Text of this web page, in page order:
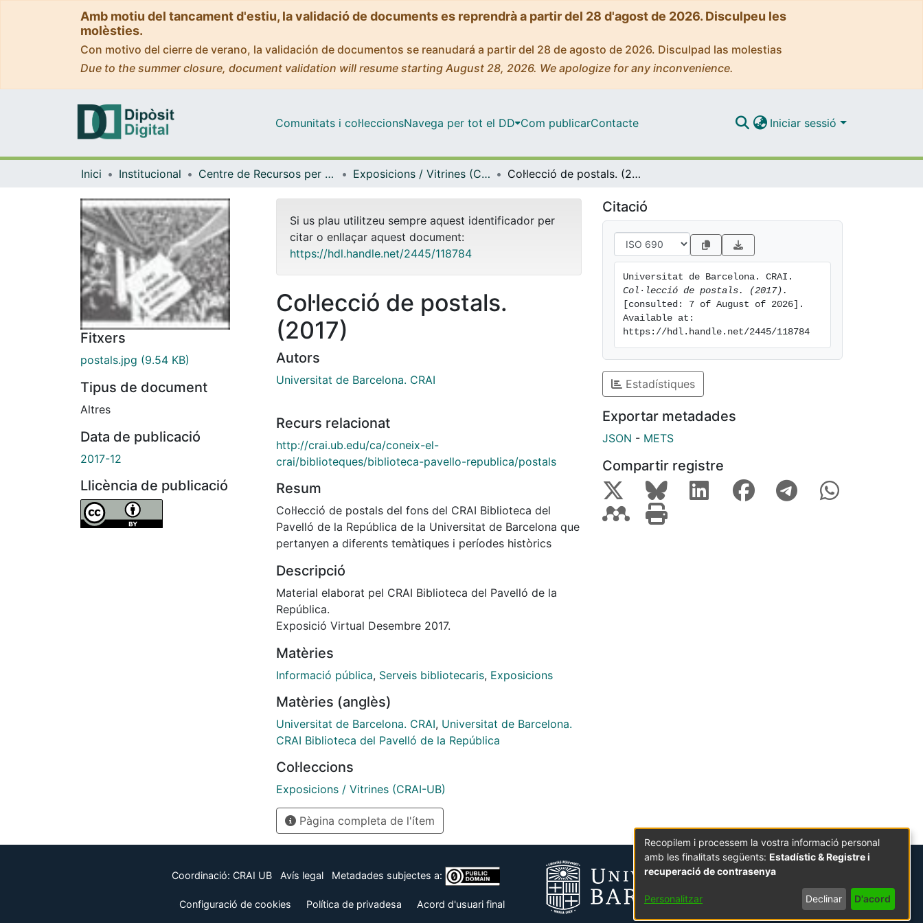
Amb motiu del tancament d'estiu, la validació de documents es reprendrà a partir del 28 d'agost de 2026. Disculpeu les
molèsties.
Con motivo del cierre de verano, la validación de documentos se reanudará a partir del 28 de agosto de 2026. Disculpad las molestias
Due to the summer closure, document validation will resume starting August 28, 2026. We apologize for any inconvenience.
Comunitats i col·leccionsNavega per tot el DD Com publicarContacte Iniciar sessió
Inici Institucional Centre de Recursos per a l'Aprenentatge i la Investigació (CRAI-UB) - Institucional Exposicions / Vitrines (CRAI-UB) Col·lecció de postals. (2017)
Fitxers
postals.jpg (9.54 KB)
Tipus de document
Altres
Data de publicació
2017-12
Llicència de publicació
Si us plau utilitzeu sempre aquest identificador per
citar o enllaçar aquest document:
https://hdl.handle.net/2445/118784
Col·lecció de postals.
(2017)
Autors
Universitat de Barcelona. CRAI
Recurs relacionat
http://crai.ub.edu/ca/coneix-el-
crai/biblioteques/biblioteca-pavello-republica/postals
Resum
Col·lecció de postals del fons del CRAI Biblioteca del
Pavelló de la República de la Universitat de Barcelona que
pertanyen a diferents temàtiques i períodes històrics
Descripció
Material elaborat pel CRAI Biblioteca del Pavelló de la
República.
Exposició Virtual Desembre 2017.
Matèries
Informació pública, Serveis bibliotecaris, Exposicions
Matèries (anglès)
Universitat de Barcelona. CRAI, Universitat de Barcelona.
CRAI Biblioteca del Pavelló de la República
Col·leccions
Exposicions / Vitrines (CRAI-UB)
Pàgina completa de l'ítem
Citació
Col·lecció de postals. (2017).
[consulted: 7 of August of 2026].
Available at:
https://hdl.handle.net/2445/118784
Estadístiques
Exportar metadades
JSON - METS
Compartir registre
Coordinació: CRAI UB Avís legal Metadades subjectes a:
Configuració de cookies Política de privadesa Acord d'usuari final
Recopilem i processem la vostra informació personal
amb les finalitats següents: Estadístic & Registre i
recuperació de contrasenya
Personalitzar Declinar D'acord